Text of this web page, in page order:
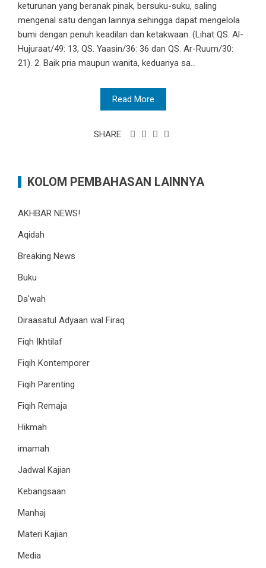
keturunan yang beranak pinak, bersuku-suku, saling
mengenal satu dengan lainnya sehingga dapat mengelola
bumi dengan penuh keadilan dan ketakwaan. (Lihat QS. Al-
Hujuraat/49: 13, QS. Yaasin/36: 36 dan QS. Ar-Ruum/30:
21). 2. Baik pria maupun wanita, keduanya sa...
Read More
SHARE
KOLOM PEMBAHASAN LAINNYA
AKHBAR NEWS!
Aqidah
Breaking News
Buku
Da'wah
Diraasatul Adyaan wal Firaq
Fiqh Ikhtilaf
Fiqih Kontemporer
Fiqih Parenting
Fiqih Remaja
Hikmah
imamah
Jadwal Kajian
Kebangsaan
Manhaj
Materi Kajian
Media